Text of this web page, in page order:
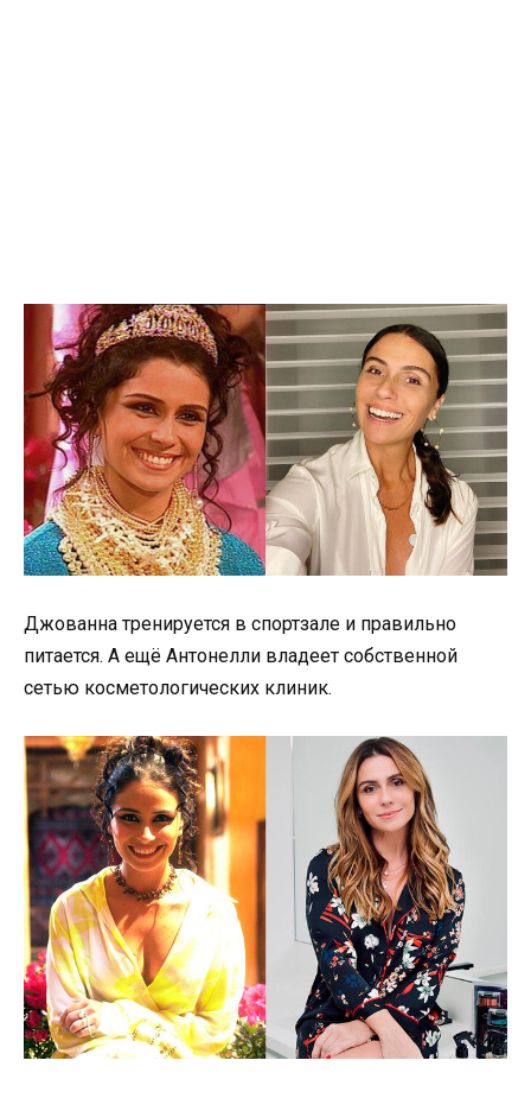
Джованна тренируется в спортзале и правильно
питается. А ещё Антонелли владеет собственной
сетью косметологических клиник.